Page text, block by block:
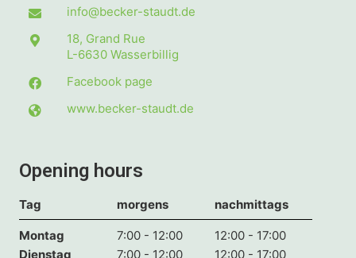
info@becker-staudt.de
18, Grand Rue
L-6630 Wasserbillig
Facebook page
www.becker-staudt.de
Opening hours
Tag morgens nachmittags
Montag 7:00 - 12:00
12:00 - 17:00
Dienstag
7:00 - 12:00
12:00 - 17:00